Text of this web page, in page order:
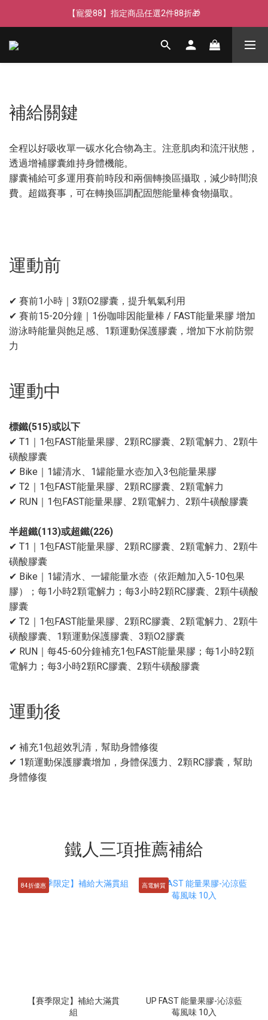
【寵愛88】指定商品任選2件88折🎁
【寵愛88】指定商品任選2件88折🎁
【新客獨享】新會員下單即送芒果青果膠🔥
補給關鍵
全程以好吸收單一碳水化合物為主。注意肌肉和流汗狀態，
透過增補膠囊維持身體機能。
膠囊補給可多運用賽前時段和兩個轉換區攝取，減少時間浪
費。超鐵賽事，可在轉換區調配固態能量棒食物攝取。
運動前
✔ 賽前1小時｜3顆O2膠囊，提升氧氣利用
✔ 賽前15-20分鐘｜1份咖啡因能量棒 / FAST能量果膠 增加
游泳時能量與飽足感、1顆運動保護膠囊，增加下水前防禦
力
運動中
標鐵(515)或以下
✔ T1｜1包FAST能量果膠、2顆RC膠囊、2顆電解力、2顆牛
磺酸膠囊
✔ Bike｜1罐清水、1罐能量水壺加入3包能量果膠
✔ T2｜1包FAST能量果膠、2顆RC膠囊、2顆電解力
✔ RUN｜1包FAST能量果膠、2顆電解力、2顆牛磺酸膠囊
半超鐵(113)或超鐵(226)
✔ T1｜1包FAST能量果膠、2顆RC膠囊、2顆電解力、2顆牛
磺酸膠囊
✔ Bike｜1罐清水、一罐能量水壺（依距離加入5-10包果
膠）；每1小時2顆電解力；每3小時2顆RC膠囊、2顆牛磺酸
膠囊
✔ T2｜1包FAST能量果膠、2顆RC膠囊、2顆電解力、2顆牛
磺酸膠囊、1顆運動保護膠囊、3顆O2膠囊
✔ RUN｜每45-60分鐘補充1包FAST能量果膠；每1小時2顆
電解力；每3小時2顆RC膠囊、2顆牛磺酸膠囊
運動後
✔ 補充1包超效乳清，幫助身體修復
✔ 1顆運動保護膠囊增加，身體保護力、2顆RC膠囊，幫助
身體修復
鐵人三項推薦補給
84折優惠
【賽季限定】補給大滿貫
組
高電解質
UP FAST 能量果膠-沁涼藍
莓風味 10入